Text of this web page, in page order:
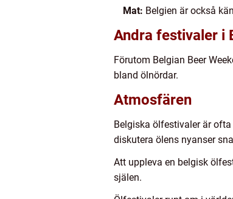
Mat: Belgien är också
Andra festivaler i
Förutom Belgian Beer
bland ölnördar.
Atmosfären
Belgiska ölfestivaler är
diskutera ölens nyanser
Att uppleva en belgisk
själen.